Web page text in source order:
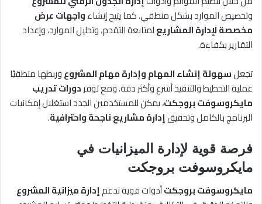
وتخصيص الموارد بشكل منطقي. كما يتيح إنشاءواجهات عرض
مخصصة لإدارة المشاريعلمتابعة التقدم، وتحليل الموارد، وإعداد
التقارير بكفاءة.
تجعلسهولة إنشاء المهام وإدارة مهام المشروعوربطها منطقيًا
عملية التخطيط والتنفيذ أسرع وأكثر دقة. ومع توفردورات تدريب
مايكروسوفت بروجكت، يمكن للمستخدمين الجدد استغلال إمكانيات
البرنامج بالكامل وتحقيقإدارة مشاريع ناجحة واحترافية.
فرصة قوية لإدارة الميزانيات في
مايكروسوفت بروجكت
مايكروسوفت بروجكتأدوات قوية تدعمإدارة ميزانية المشروع